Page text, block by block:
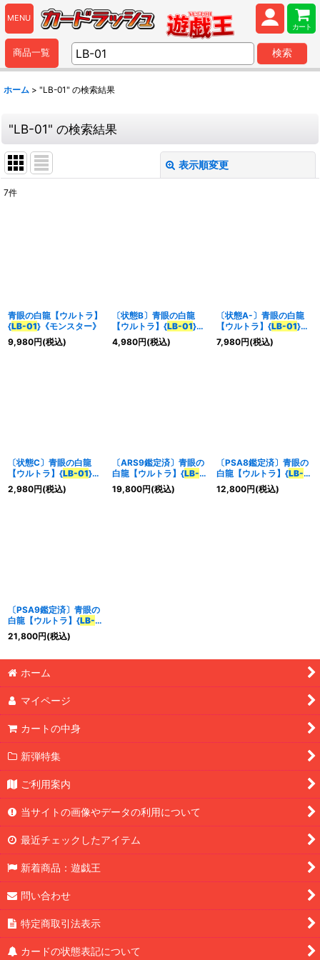
MENU
カート
商品一覧 検索
ホーム > "LB-01" の検索結果
"LB-01" の検索結果
表示順変更
カテゴリ :
7件
青眼の白龍【ウルトラ】
{LB-01}《モンスター》
9,980円(税込)
〔状態B〕青眼の白龍
【ウルトラ】{LB-01}
《モンスター》
4,980円(税込)
〔状態A-〕青眼の白龍
【ウルトラ】{LB-01}
《モンスター》
7,980円(税込)
〔状態C〕青眼の白龍
【ウルトラ】{LB-01}
《モンスター》
2,980円(税込)
〔ARS9鑑定済〕青眼の
白龍【ウルトラ】{LB-
01 }《モンスター》
19,800円(税込)
〔PSA8鑑定済〕青眼の
白龍【ウルトラ】{LB-
01 }《モンスター》
12,800円(税込)
〔PSA9鑑定済〕青眼の
白龍【ウルトラ】{LB-
01 }《モンスター》
21,800円(税込)
ホーム
マイページ
カートの中身
新弾特集
ご利用案内
当サイトの画像やデータの利用について
最近チェックしたアイテム
新着商品：遊戯王
問い合わせ
特定商取引法表示
カードの状態表記について